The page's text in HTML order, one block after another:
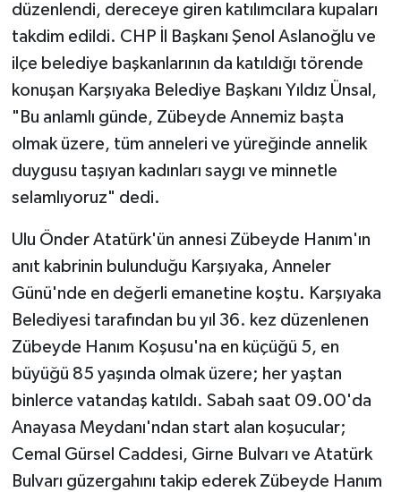
düzenlendi, dereceye giren katılımcılara kupaları
takdim edildi. CHP İl Başkanı Şenol Aslanoğlu ve
ilçe belediye başkanlarının da katıldığı törende
konuşan Karşıyaka Belediye Başkanı Yıldız Ünsal,
"Bu anlamlı günde, Zübeyde Annemiz başta
olmak üzere, tüm anneleri ve yüreğinde annelik
duygusu taşıyan kadınları saygı ve minnetle
selamlıyoruz" dedi.
Ulu Önder Atatürk'ün annesi Zübeyde Hanım'ın
anıt kabrinin bulunduğu Karşıyaka, Anneler
Günü'nde en değerli emanetine koştu. Karşıyaka
Belediyesi tarafından bu yıl 36. kez düzenlenen
Zübeyde Hanım Koşusu'na en küçüğü 5, en
büyüğü 85 yaşında olmak üzere; her yaştan
binlerce vatandaş katıldı. Sabah saat 09.00'da
Anayasa Meydanı'ndan start alan koşucular;
Cemal Gürsel Caddesi, Girne Bulvarı ve Atatürk
Bulvarı güzergahını takip ederek Zübeyde Hanım